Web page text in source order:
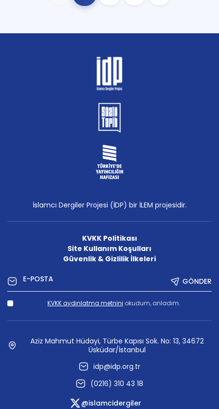
İslamcı Dergiler Projesi (İDP) bir İLEM projesidir.
KVKK Politikası
Site Kullanım Koşulları
Güvenlik & Gizlilik İlkeleri
GÖNDER
KVKK aydınlatma metnini okudum, anladım.
Aziz Mahmut Hüdayi, Türbe Kapısı Sok. No: 13, 34672
Üsküdar/İstanbul
idp@idp.org.tr
(0216) 310 43 18
@islamcidergiler